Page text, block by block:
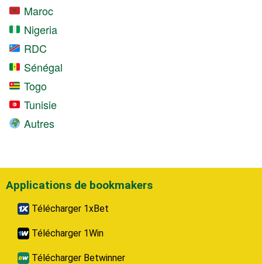
Maroc
Nigeria
RDC
Sénégal
Togo
Tunisie
Autres
Applications de bookmakers
Télécharger 1xBet
Télécharger 1Win
Télécharger Betwinner